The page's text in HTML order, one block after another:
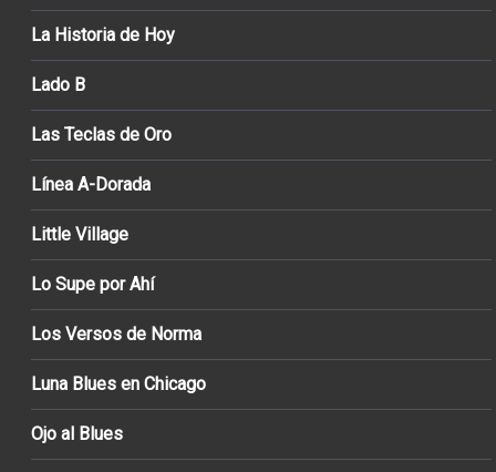
La Historia de Hoy
Lado B
Las Teclas de Oro
Línea A-Dorada
Little Village
Lo Supe por Ahí
Los Versos de Norma
Luna Blues en Chicago
Ojo al Blues